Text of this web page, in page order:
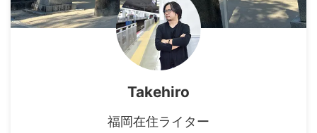
Takehiro
福岡在住ライター